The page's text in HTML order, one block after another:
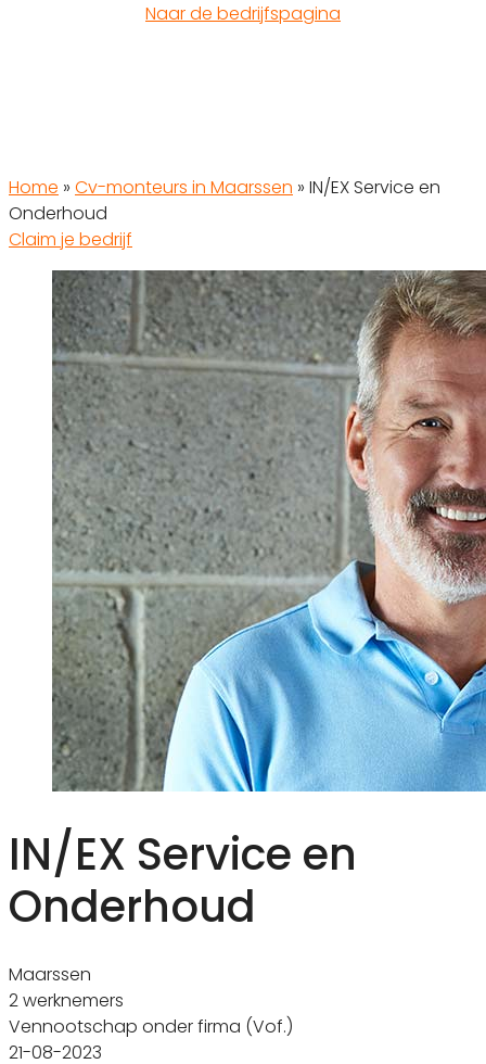
Naar de bedrijfspagina
Home » Cv-monteurs in Maarssen » IN/EX Service en
Onderhoud
Claim je bedrijf
IN/EX Service en
Onderhoud
Maarssen
2 werknemers
Vennootschap onder firma (Vof.)
21-08-2023